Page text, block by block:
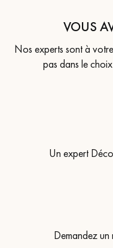
VOUS
Nos experts sont à
pas dans le
Un expert
Demandez